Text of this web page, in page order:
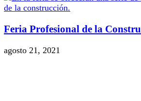
Feria Profesional de la
agosto 21, 2021